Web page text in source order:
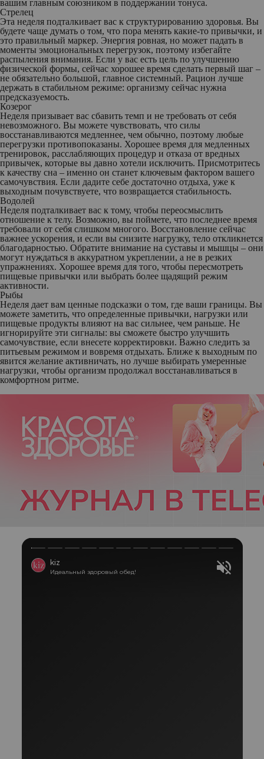
вашим главным союзником в поддержании тонуса.
Стрелец
Эта неделя подталкивает вас к структурированию здоровья. Вы
будете чаще думать о том, что пора менять какие-то привычки, и
это правильный маркер. Энергия ровная, но может падать в
моменты эмоциональных перегрузок, поэтому избегайте
распыления внимания. Если у вас есть цель по улучшению
физической формы, сейчас хорошее время сделать первый шаг –
не обязательно большой, главное системный. Рацион лучше
держать в стабильном режиме: организму сейчас нужна
предсказуемость.
Козерог
Неделя призывает вас сбавить темп и не требовать от себя
невозможного. Вы можете чувствовать, что силы
восстанавливаются медленнее, чем обычно, поэтому любые
перегрузки противопоказаны. Хорошее время для медленных
тренировок, расслабляющих процедур и отказа от вредных
привычек, которые вы давно хотели исключить. Присмотритесь
к качеству сна – именно он станет ключевым фактором вашего
самочувствия. Если дадите себе достаточно отдыха, уже к
выходным почувствуете, что возвращается стабильность.
Водолей
Неделя подталкивает вас к тому, чтобы переосмыслить
отношение к телу. Возможно, вы поймете, что последнее время
требовали от себя слишком многого. Восстановление сейчас
важнее ускорения, и если вы снизите нагрузку, тело откликнется
благодарностью. Обратите внимание на суставы и мышцы – они
могут нуждаться в аккуратном укреплении, а не в резких
упражнениях. Хорошее время для того, чтобы пересмотреть
пищевые привычки или выбрать более щадящий режим
активности.
Рыбы
Неделя дает вам ценные подсказки о том, где ваши границы. Вы
можете заметить, что определенные привычки, нагрузки или
пищевые продукты влияют на вас сильнее, чем раньше. Не
игнорируйте эти сигналы: вы сможете быстро улучшить
самочувствие, если внесете корректировки. Важно следить за
питьевым режимом и вовремя отдыхать. Ближе к выходным по
явится желание активничать, но лучше выбирать умеренные
нагрузки, чтобы организм продолжал восстанавливаться в
комфортном ритме.